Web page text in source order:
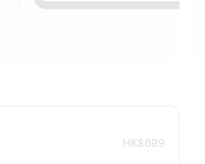
HK$899